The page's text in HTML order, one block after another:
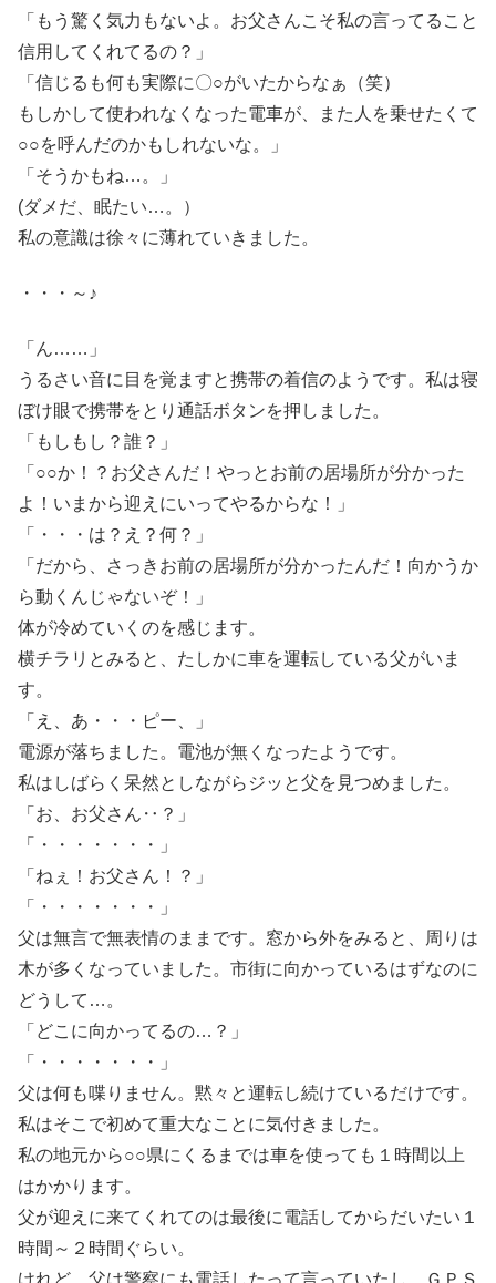
「もう驚く気力もないよ。お父さんこそ私の言ってること
信用してくれてるの？」
「信じるも何も実際に〇○がいたからなぁ（笑）
もしかして使われなくなった電車が、また人を乗せたくて
○○を呼んだのかもしれないな。」
「そうかもね…。」
(ダメだ、眠たい…。）
私の意識は徐々に薄れていきました。
・・・～♪
「ん……」
うるさい音に目を覚ますと携帯の着信のようです。私は寝
ぼけ眼で携帯をとり通話ボタンを押しました。
「もしもし？誰？」
「○○か！？お父さんだ！やっとお前の居場所が分かった
よ！いまから迎えにいってやるからな！」
「・・・は？え？何？」
「だから、さっきお前の居場所が分かったんだ！向かうか
ら動くんじゃないぞ！」
体が冷めていくのを感じます。
横チラリとみると、たしかに車を運転している父がいま
す。
「え、あ・・・ピー、」
電源が落ちました。電池が無くなったようです。
私はしばらく呆然としながらジッと父を見つめました。
「お、お父さん‥？」
「・・・・・・・」
「ねぇ！お父さん！？」
「・・・・・・・」
父は無言で無表情のままです。窓から外をみると、周りは
木が多くなっていました。市街に向かっているはずなのに
どうして…。
「どこに向かってるの…？」
「・・・・・・・」
父は何も喋りません。黙々と運転し続けているだけです。
私はそこで初めて重大なことに気付きました。
私の地元から○○県にくるまでは車を使っても１時間以上
はかかります。
父が迎えに来てくれてのは最後に電話してからだいたい１
時間～２時間ぐらい。